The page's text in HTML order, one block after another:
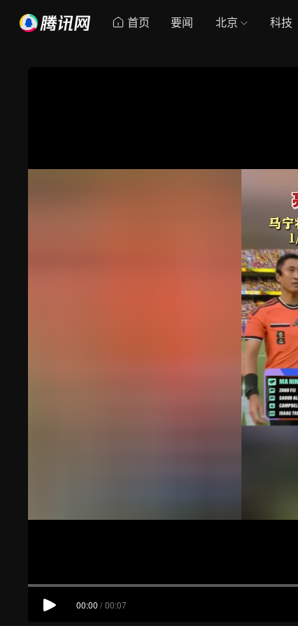
首页 要闻 北京 科技
00:00 / 00:07